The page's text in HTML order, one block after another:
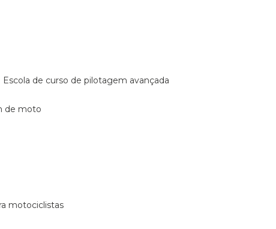
escola de curso de pilotagem avançada
de moto
motociclistas